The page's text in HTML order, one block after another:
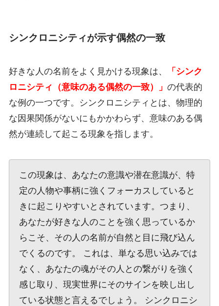
シンクロニシティが示す偶然の一致
好きな人の名前をよく見かける現象は、
「シンク
ロニシティ（意味のある偶然の一致）」 の代表的
な例の一つです。シンクロニシティとは、物理的
な因果関係がないにもかかわらず、意味のある偶
然が連続して起こる現象を指します。
この現象は、あなたの意識や潜在意識が、特
定の人物や事柄に強くフォーカスしていると
きに起こりやすいとされています。つまり、
あなたが好きな人のことを強く思っているか
らこそ、その人の名前が自然と目に飛び込ん
でくるのです。 これは、単なる思い込みでは
なく、あなたの魂がその人との繋がりを強く
感じ取り、現実世界にそのサインを映し出し
ている状態と言えるでしょう。 シンクロニシ